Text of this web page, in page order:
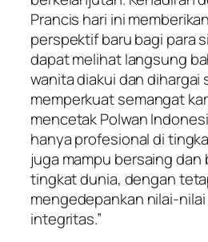
Prancis hari ini
perspektif baru bagi para
dapat melihat langsung
wanita diakui dan dihargai
memperkuat semangat
mencetak Polwan
hanya profesional di
juga mampu bersaing
tingkat dunia, dengan
mengedepankan nilai-
integritas.”